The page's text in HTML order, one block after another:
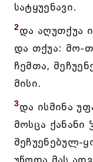
სატყუენავი.
2და აღუთქუა
და თქუა: მო-
ჩემთა,
მისი.
3და ისმინა
მოსცა
შეჩუენებულ-